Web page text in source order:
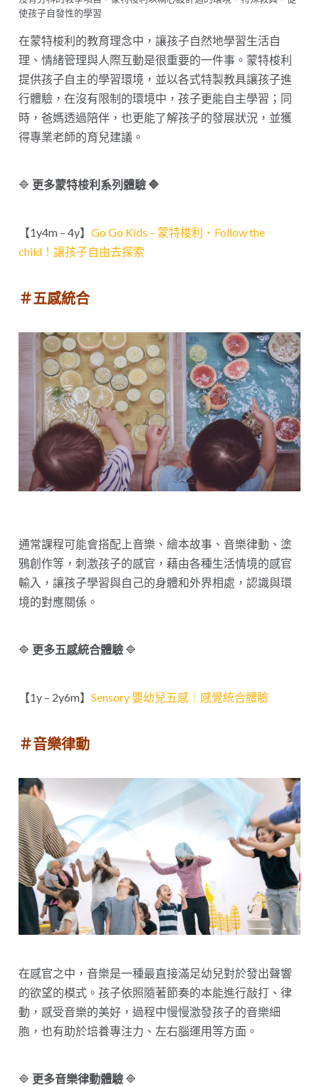
使孩子自發性的學習
在蒙特梭利的教育理念中，讓孩子自然地學習生活自
理、情緒管理與人際互動是很重要的一件事。蒙特梭利
提供孩子自主的學習環境，並以各式特製教具讓孩子進
行體驗，在沒有限制的環境中，孩子更能自主學習；同
時，爸媽透過陪伴，也更能了解孩子的發展狀況，並獲
得專業老師的育兒建議。
🔷 更多蒙特梭利系列體驗 🔷
【1y4m – 4y】Go Go Kids – 蒙特梭利・Follow the
child！讓孩子自由去探索
＃五感統合
通常課程可能會搭配上音樂、繪本故事、音樂律動、塗
鴉創作等，刺激孩子的感官，藉由各種生活情境的感官
輸入，讓孩子學習與自己的身體和外界相處，認識與環
境的對應關係。
🔷 更多五感統合體驗 🔷
【1y – 2y6m】Sensory 嬰幼兒五感｜感覺統合體驗
＃音樂律動
在感官之中，音樂是一種最直接滿足幼兒對於發出聲響
的欲望的模式。孩子依照隨著節奏的本能進行敲打、律
動，感受音樂的美好，過程中慢慢激發孩子的音樂細
胞，也有助於培養專注力、左右腦運用等方面。
🔷 更多音樂律動體驗 🔷